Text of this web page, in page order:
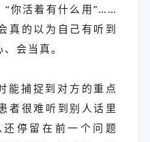
“你活着有什么用”……
真的以为自己有听到
会当真。
能捕捉到对方的重点
者很难听到别人话里
停留在前一个问题